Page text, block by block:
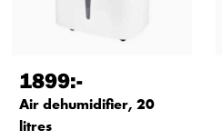
1899:-
Air dehumidifier, 20
litres